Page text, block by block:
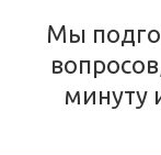
Мы
минуту